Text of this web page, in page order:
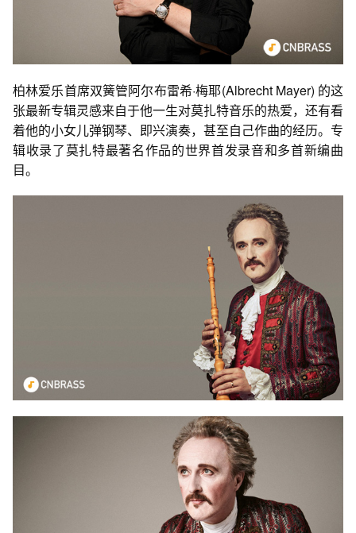
柏林爱乐首席双簧管阿尔布雷希·梅耶(Albrecht Mayer) 的这
张最新专辑灵感来自于他一生对莫扎特音乐的热爱，还有看
着他的小女儿弹钢琴、即兴演奏，甚至自己作曲的经历。专
辑收录了莫扎特最著名作品的世界首发录音和多首新编曲
目。